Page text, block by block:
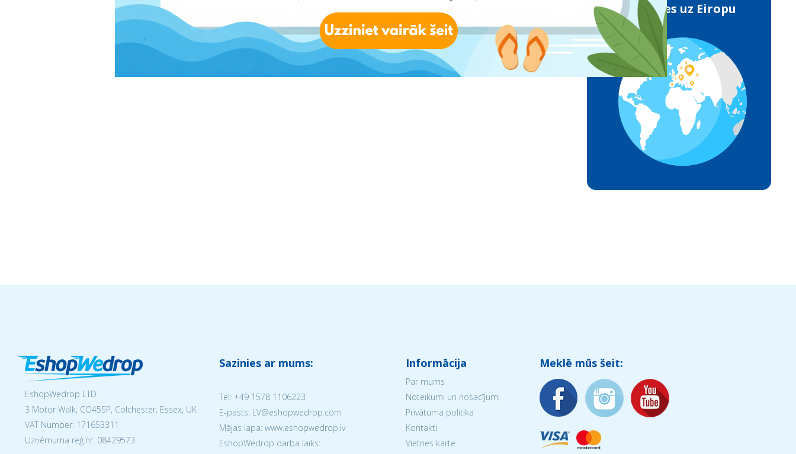
Piegādes uz Eiropu
EshopWedrop LTD
3 Motor Walk, CO45SP, Colchester, Essex, UK
VAT Number: 171653311
Uzņēmuma reģ.nr: 08429573
Sazinies ar mums:
Tel: +49 1578 1106223
E-pasts: LV@eshopwedrop.com
Mājas lapa: www.eshopwedrop.lv
EshopWedrop darba laiks:
Informācija
Par mums
Noteikumi un nosacījumi
Privātuma politika
Kontakti
Vietnes karte
Meklē mūs šeit: